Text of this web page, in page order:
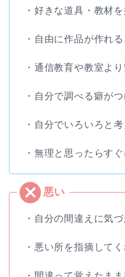
・好きな道具・教材
・自由に作品が作れる
・通信教育や教室よ
・自分で調べる癖がつ
・自分でいろいろと考
・無理と思ったらす
・自分の間違えに気
・悪い所を指摘して